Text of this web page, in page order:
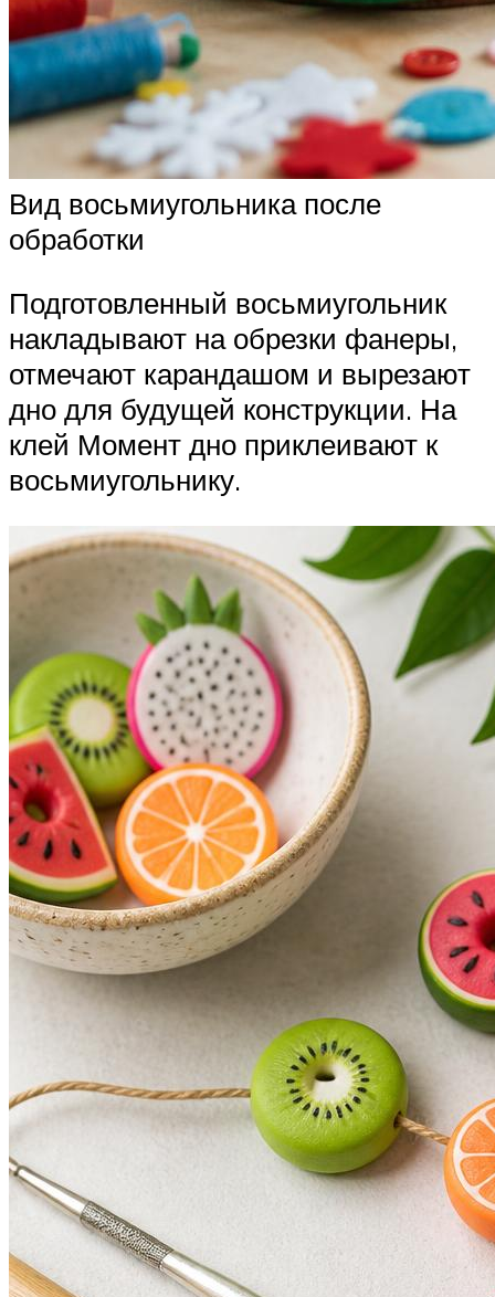
Вид восьмиугольника после
обработки
Подготовленный восьмиугольник
накладывают на обрезки фанеры,
отмечают карандашом и вырезают
дно для будущей конструкции. На
клей Момент дно приклеивают к
восьмиугольнику.